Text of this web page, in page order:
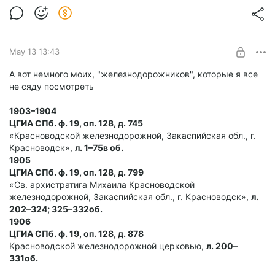
Чайковского, где и сейчас учусь на II курсе.
Форшток Феликс Яковлевич
В деле также есть фотография, заявление о приёме на
работу в Московский театр Оперетты, сведения о
ближайших родственниках (тёте и деде в Москве), о
родителях.
Получается, три поколения музыкантов:
Яков Натальевич Форшток (р.1887, г. Рига)
Феликс Яковлевич Форшток
(р. 1927, г. Ржев)
Михаил Феликсович Форшток
(р. 1955, кажется, г. Горький)
Еще был Михаил Яковлевич Форшток, дядя Михаила
Феликсовича, без вести пропавший в ВОВ. Помню, когда
только начинал в генеалогии, созванивался с ним и
разговаривали по его розыск, мне это поиск казался
труднейшим. Сейчас бы, вероятно, смог бы найти...
May 13 13:43
А вот немного моих, "железнодорожников", которые я все
не сяду посмотреть
1903–1904
ЦГИА СПб. ф. 19, оп. 128, д. 745
«Красноводской железнодорожной, Закаспийская обл., г.
Красноводск», л. 1–75в об.
1905
ЦГИА СПб. ф. 19, оп. 128, д. 799
«Св. архистратига Михаила Красноводской
железнодорожной, Закаспийская обл., г. Красноводск», л.
202–324; 325–332об.
1906
ЦГИА СПб. ф. 19, оп. 128, д. 878
Красноводской железнодорожной церковью, л. 200–
331об.